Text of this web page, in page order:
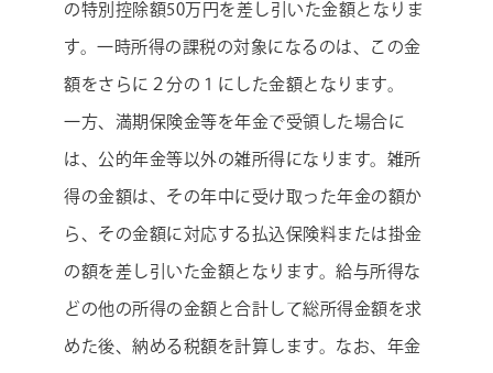
の特別控除額50万円を差し引いた金額となりま
す。一時所得の課税の対象になるのは、この金
額をさらに２分の１にした金額となります。
一方、満期保険金等を年金で受領した場合に
は、公的年金等以外の雑所得になります。雑所
得の金額は、その年中に受け取った年金の額か
ら、その金額に対応する払込保険料または掛金
の額を差し引いた金額となります。給与所得な
どの他の所得の金額と合計して総所得金額を求
めた後、納める税額を計算します。なお、年金